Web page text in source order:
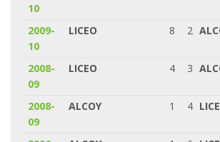
10
2009-
10
LICEO 8 2
2008-
09
LICEO 4 3
2008-
09
ALCOY 1 4